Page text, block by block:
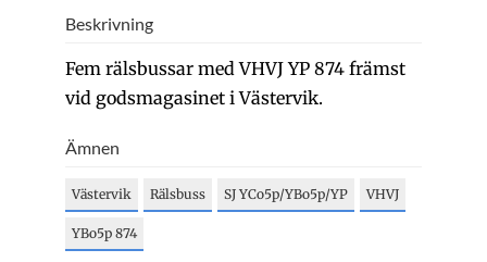
Beskrivning
Fem rälsbussar med VHVJ YP 874 främst
vid godsmagasinet i Västervik.
Ämnen
Västervik Rälsbuss SJ YCo5p/YBo5p/YP VHVJ
YBo5p 874